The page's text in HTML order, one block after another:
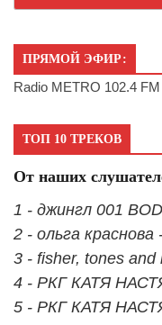
ПРЯМОЙ ЭФИР:
Radio METRO 102.4 FM
ТОП 10 ТРЕКОВ
От наших
1 - джингл 001
2 - ольга краснова
3 - fisher, tones and
4 - РКГ КАТЯ
5 - РКГ КАТЯ